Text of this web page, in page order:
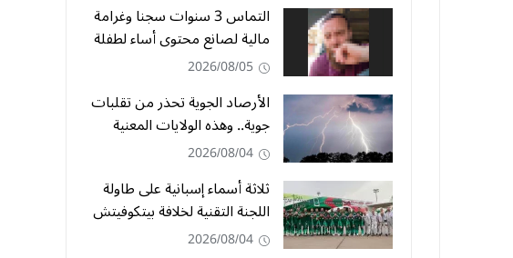
التماس 3 سنوات سجنا وغرامة
مالية لصانع محتوى أساء لطفلة
2026/08/05
الأرصاد الجوية تحذر من تقلبات
جوية.. وهذه الولايات المعنية
2026/08/04
ثلاثة أسماء إسبانية على طاولة
اللجنة التقنية لخلافة بيتكوفيتش
2026/08/04